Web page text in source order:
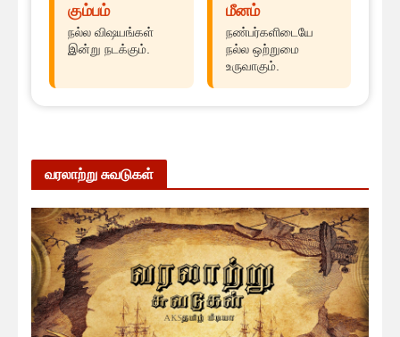
கும்பம்
நல்ல விஷயங்கள்
இன்று நடக்கும்.
மீனம்
நண்பர்களிடையே
நல்ல ஒற்றுமை
உருவாகும்.
வரலாற்று சுவடுகள்